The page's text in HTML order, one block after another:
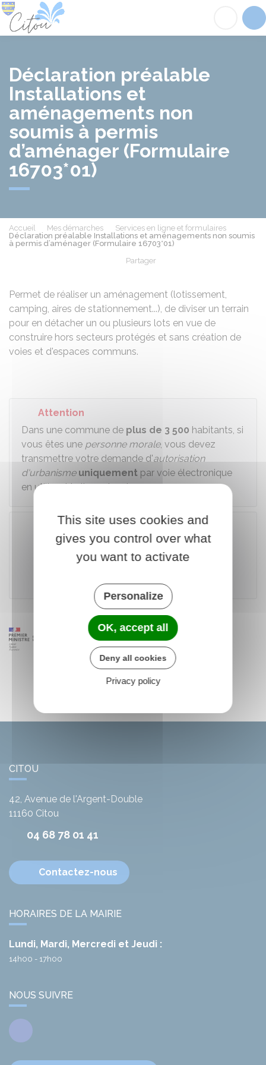
Déclaration préalable
Installations et
aménagements non
soumis à permis
d’aménager (Formulaire
16703*01)
Accueil Mes démarches
Services en ligne et formulaires
Déclaration préalable Installations et aménagements non soumis
à permis d’aménager (Formulaire 16703*01)
Partager
Permet de réaliser un aménagement (lotissement,
camping, aires de stationnement...), de diviser un terrain
pour en détacher un ou plusieurs lots en vue de
construire hors secteurs protégés et sans création de
voies et d'espaces communs.
Attention
Dans une commune de plus de 3 500 habitants, si
vous êtes une personne morale, vous devez
transmettre votre demande d'autorisation
d'urbanisme uniquement par voie électronique
en utilisant le lien suivant :
Télécharger le formulaire
CITOU
42, Avenue de l'Argent-Double
11160 Citou
04 68 78 01 41
Contactez-nous
HORAIRES DE LA MAIRIE
Lundi, Mardi, Mercredi et Jeudi :
14h00 - 17h00
NOUS SUIVRE
Facebook
This site uses cookies and
gives you control over what
you want to activate
Personalize
OK, accept all
Deny all cookies
Privacy policy